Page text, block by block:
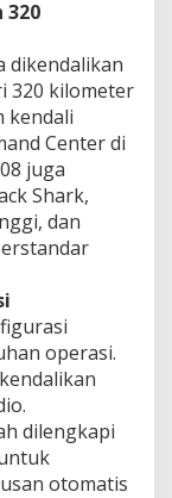
320
dikendalikan
320 kilometer
kendali
Center di
juga
Shark,
dan
operasi.
dilengkapi
otomatis